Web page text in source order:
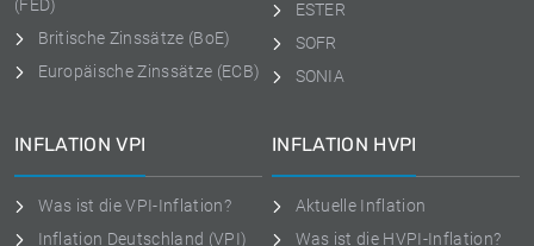
(FED)
Britische Zinssätze (BoE)
Europäische Zinssätze (ECB)
ESTER
SOFR
SONIA
INFLATION VPI
Was ist die VPI-Inflation?
Inflation Deutschland (VPI)
INFLATION HVPI
Aktuelle Inflation
Was ist die HVPI-Inflation?